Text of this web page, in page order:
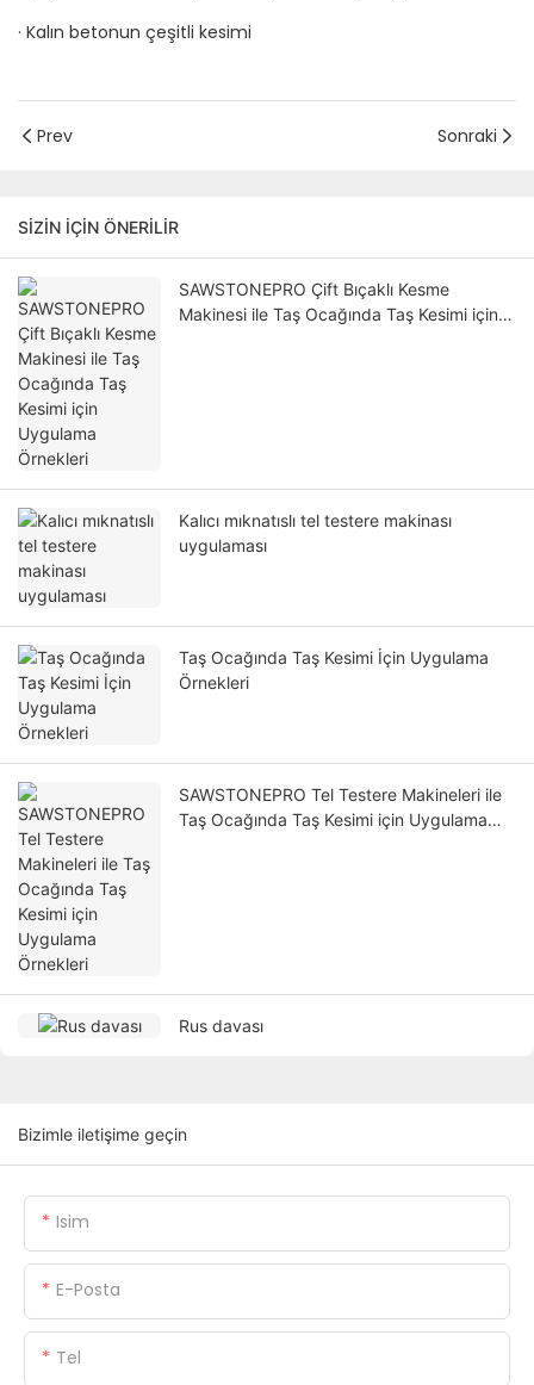
· Kalın betonun çeşitli kesimi
Prev Sonraki
SIZIN IÇIN ÖNERILIR
SAWSTONEPRO Çift Bıçaklı Kesme
Makinesi ile Taş Ocağında Taş Kesimi için
Kalıcı mıknatıslı tel testere makinası
uygulaması
Taş Ocağında Taş Kesimi İçin Uygulama
Örnekleri
SAWSTONEPRO Tel Testere Makineleri ile
Taş Ocağında Taş Kesimi için Uygulama
Rus davası
Bizimle iletişime geçin
Isim
E-Posta
Tel